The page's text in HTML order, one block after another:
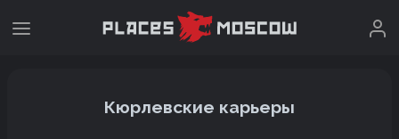
Кюрлевские карьеры